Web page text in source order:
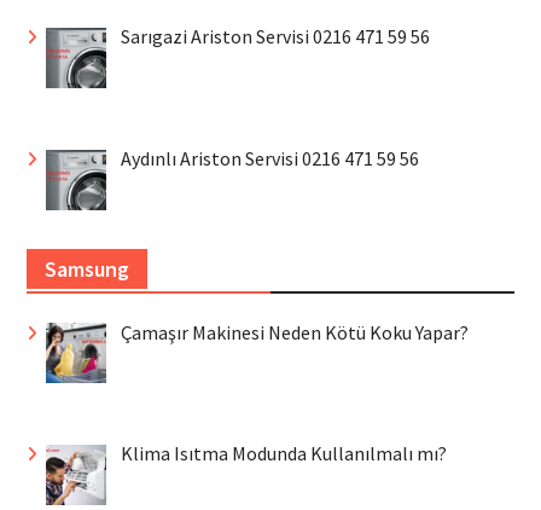
Sarıgazi Ariston Servisi 0216 471 59 56
Aydınlı Ariston Servisi 0216 471 59 56
Samsung
Çamaşır Makinesi Neden Kötü Koku Yapar?
Klima Isıtma Modunda Kullanılmalı mı?